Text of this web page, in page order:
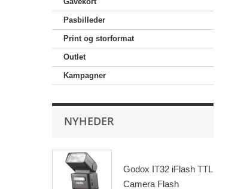
Pasbilleder
Print og storformat
Outlet
Kampagner
NYHEDER
Godox IT32 iFlash TTL
Camera Flash